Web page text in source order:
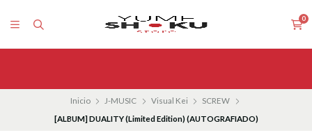
0
Inicio J-MUSIC Visual Kei
SCREW
[ALBUM] DUALITY (Limited Edition) (AUTOGRAFIADO)